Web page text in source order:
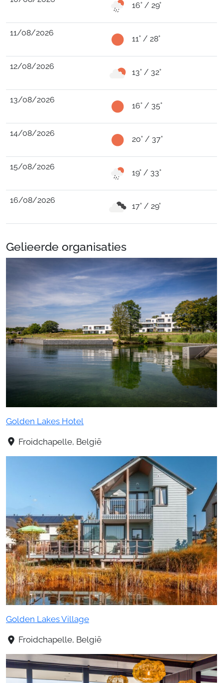
16° / 29°
11/08/2026
11° / 28°
12/08/2026
13° / 32°
13/08/2026
16° / 35°
14/08/2026
20° / 37°
15/08/2026
19° / 33°
16/08/2026
17° / 29°
Gelieerde organisaties
Golden Lakes Hotel
Froidchapelle, België
Golden Lakes Village
Froidchapelle, België